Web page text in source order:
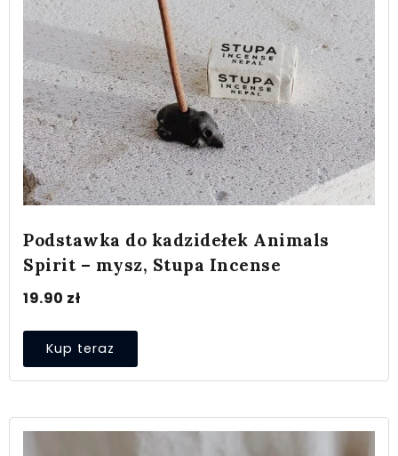
Podstawka do kadzidełek Animals
Spirit – mysz, Stupa Incense
19.90 zł
Kup teraz